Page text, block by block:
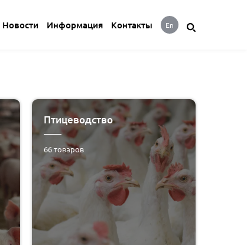
Новости Информация Контакты En
Птицеводство
66товаров